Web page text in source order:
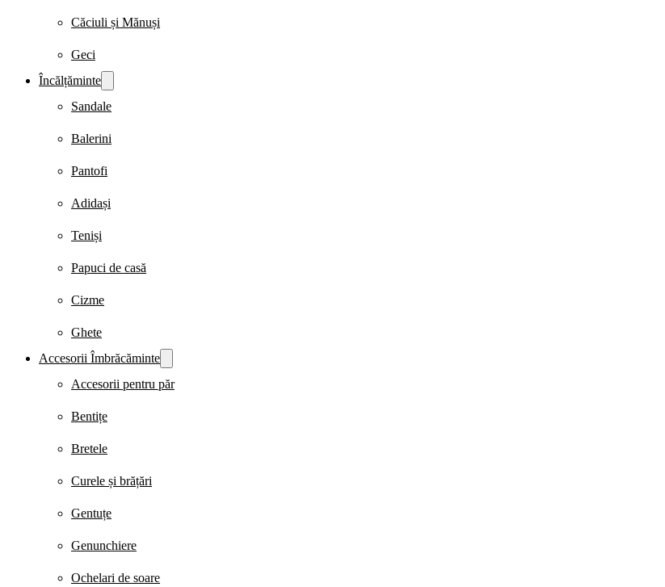
Căciuli și Mănuși
Geci
Încălțăminte
Sandale
Balerini
Pantofi
Adidași
Teniși
Papuci de casă
Cizme
Ghete
Accesorii Îmbrăcăminte
Accesorii pentru păr
Bentițe
Bretele
Curele și brățări
Gentuțe
Genunchiere
Ochelari de soare